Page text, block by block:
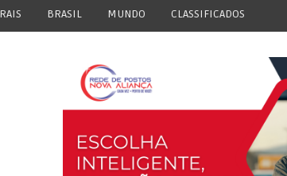
BRASIL MUNDO CLASSIFICADOS